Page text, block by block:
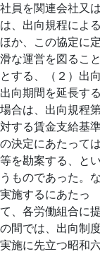
社員を関連会社又
は、出向規程による
ほか、この協定に
滑な運営を図ること
とする、（２）出
出向期間を延長する
場合は、出向規程
対する賃金支給基
の決定にあたって
等を勘案する、とい
うものであった。
実施するにあたっ
て、各労働組合に
の間では、出向制
実施に先立つ昭和